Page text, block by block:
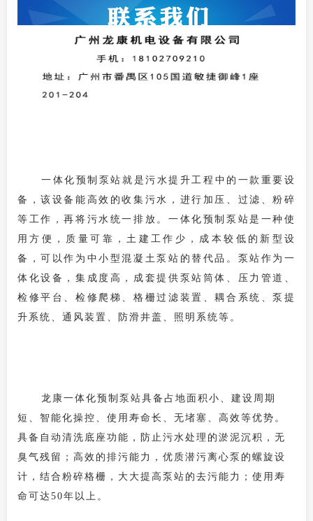
一体化预制泵站就是污水提升工程中的一款重要设
备，该设备能高效的收集污水，进行加压、过滤、粉碎
等工作，再将污水统一排放。一体化预制泵站是一种使
用方便，质量可靠，土建工作少，成本较低的新型设
备，可以作为中小型混凝土泵站的替代品。 泵站 作为一
体化设备，集成 度高， 成套提供泵站筒体、压力管道、
检修平台、检修爬梯、格栅过滤装置、耦合系统、泵提
升系统、通风装置、防滑井盖、照明系统等。
龙康一体化预制泵站具备占地面积小、建设周期
短、智能化操控、使用寿命长、无堵塞、高效等优势。
具备自动清洗底座功能，防止污水处理的淤泥沉积，无
臭气残留； 高效的排污能力，优质潜污离心泵的螺旋设
计，结合粉碎格栅，大大提高泵站的去污能力；使用寿
命可达50年以上。